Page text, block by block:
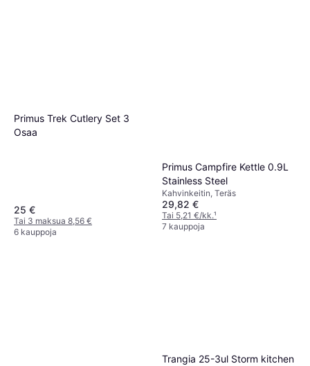
Primus Trek Cutlery Set 3
Osaa
25 €
Tai 3 maksua 8,56 €
6 kauppoja
Primus Campfire Kettle 0.9L
Stainless Steel
Kahvinkeitin, Teräs
29,82 €
Tai 5,21 €/kk.¹
7 kauppoja
Trangia 25-3ul Storm kitchen